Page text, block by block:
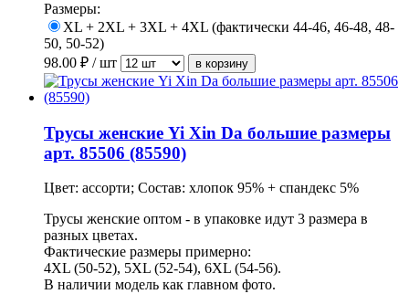
Размеры:
XL + 2XL + 3XL + 4XL (фактически 44-46, 46-48, 48-
50, 50-52)
98.00 ₽ / шт
Трусы женские Yi Xin Da большие размеры
арт. 85506 (85590)
Цвет: ассорти; Состав: хлопок 95% + спандекс 5%
Трусы женские оптом - в упаковке идут 3 размера в
разных цветах.
Фактические размеры примерно:
4XL (50-52), 5XL (52-54), 6XL (54-56).
В наличии модель как главном фото.